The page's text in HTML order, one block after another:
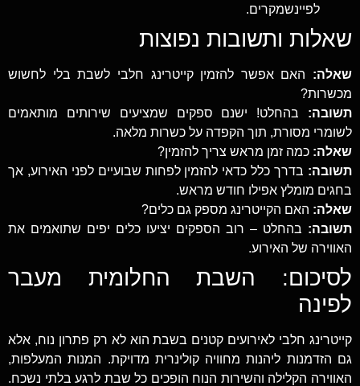
לפיינשמקרים.
שאלות ותשובות נפוצות
שאלה: האם אפשר להזמין קייטרינג חלבי לשבת בלי לחשוש
מכשרות?
תשובה: בהחלט! ישנם ספקים שמציעים שירותים מותאמים
לשומרי מסורת, תוך הקפדה על כשרות מלאה.
שאלה: כמה זמן מראש צריך להזמין?
תשובה: בדרך כלל כדאי להזמין לפחות שבועיים לפני האירוע, אך
בחגים מומלץ אפילו חודש מראש.
שאלה: האם הקייטרינג מספק גם כלים?
תשובה: בהחלט – רוב הספקים יציעו כלים יפים שתואמים את
האווירה של האירוע.
לסיכום: השבת החלומית מעבר
לפינה
קייטרינג חלבי לאירועים קטנים בשבת הוא לא רק פתרון נוח, אלא
גם הזדמנות ליהנות מחוויה קולינרית מדויקת. המנות המעלפות,
האווירה הקלילה והשירות הנוח הופכים כל שבת לרגע בלתי נשכח.